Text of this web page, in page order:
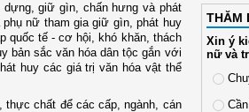
giữ gìn, chấn hưng và phát
nữ tham gia giữ gìn, phát huy
quốc tế - cơ hội, khó khăn, thách
bản sắc văn hóa dân tộc gắn với
huy các giá trị văn hóa vật thể
thực chất để các cấp, ngành, cán
THĂM
Xin ý
nữ và
Cần